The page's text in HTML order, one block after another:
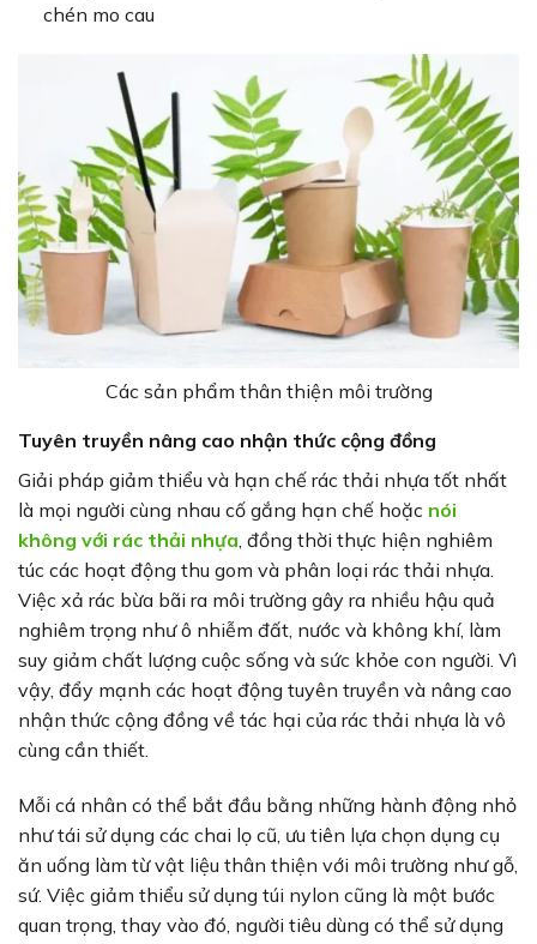
chén mo cau
Các sản phẩm thân thiện môi trường
Tuyên truyền nâng cao nhận thức cộng đồng
Giải pháp giảm thiểu và hạn chế rác thải nhựa tốt nhất
là mọi người cùng nhau cố gắng hạn chế hoặc nói
không với rác thải nhựa, đồng thời thực hiện nghiêm
túc các hoạt động thu gom và phân loại rác thải nhựa.
Việc xả rác bừa bãi ra môi trường gây ra nhiều hậu quả
nghiêm trọng như ô nhiễm đất, nước và không khí, làm
suy giảm chất lượng cuộc sống và sức khỏe con người. Vì
vậy, đẩy mạnh các hoạt động tuyên truyền và nâng cao
nhận thức cộng đồng về tác hại của rác thải nhựa là vô
cùng cần thiết.
Mỗi cá nhân có thể bắt đầu bằng những hành động nhỏ
như tái sử dụng các chai lọ cũ, ưu tiên lựa chọn dụng cụ
ăn uống làm từ vật liệu thân thiện với môi trường như gỗ,
sứ. Việc giảm thiểu sử dụng túi nylon cũng là một bước
quan trọng, thay vào đó, người tiêu dùng có thể sử dụng